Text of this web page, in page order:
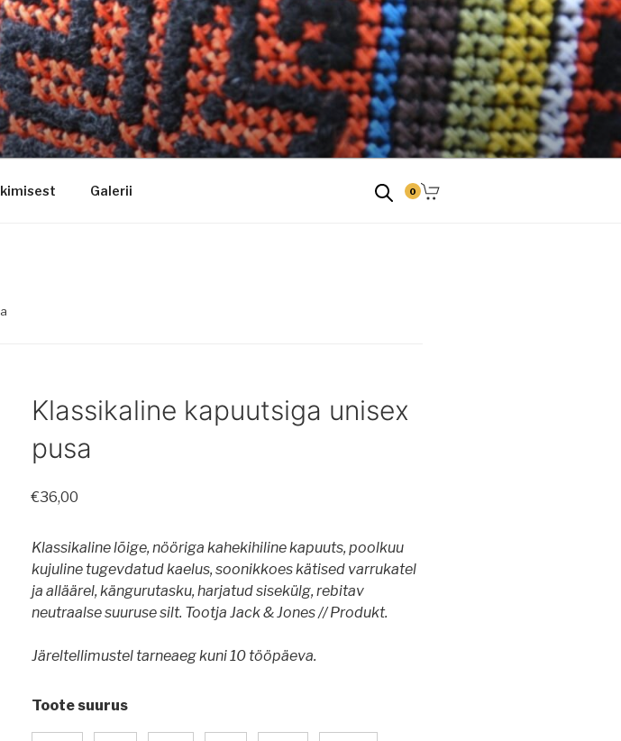
pusad, personaliseeritud kingitused
Galerii 0
Klassikaline kapuutsiga unisex
pusa
€36,00
Klassikaline lõige, nööriga kahekihiline kapuuts, poolkuu
kujuline tugevdatud kaelus, soonikkoes kätised varrukatel
ja alläärel, kängurutasku, harjatud sisekülg, rebitav
neutraalse suuruse silt. Tootja Jack & Jones // Produkt.
Järeltellimustel tarneaeg kuni 10 tööpäeva.
Toote suurus